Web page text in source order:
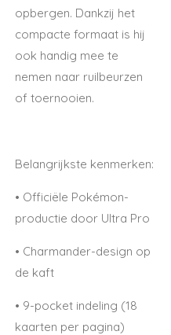
opbergen. Dankzij het
compacte formaat is hij
ook handig mee te
nemen naar ruilbeurzen
of toernooien.
Belangrijkste kenmerken:
• Officiële Pokémon-
productie door Ultra Pro
• Charmander-design op
de kaft
• 9-pocket indeling (18
kaarten per pagina)